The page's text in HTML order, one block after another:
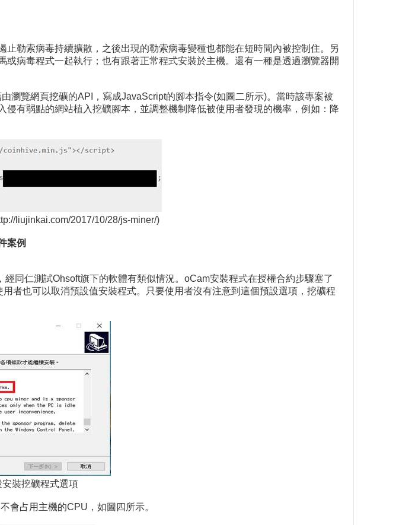
勒索病毒持續擴散，之後出現的勒索病毒變種也都能在短時間內被控制住。另
病毒程式一起執行；也有跟著正常程式安裝於主機。還有一種是透過瀏覽器開
瀏覽網頁挖礦的API，寫成JavaScript的腳本指令(如圖二所示)。當時該專案被
有弱點的網站植入挖礦腳本，並調整機制降低被使用者發現的機率，例如：降
liujinkai.com/2017/10/28/js-miner/)
案例
同仁測試Ohsoft旗下的軟體有類似情況。oCam安裝程式在授權合約步驟塞了
者也可以取消預設值安裝程式。只要使用者沒有注意到這個預設選項，挖礦程
裝挖礦程式選項
會占用主機的CPU，如圖四所示。